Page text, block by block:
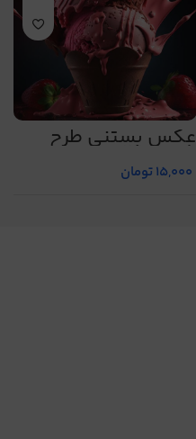
عکس بستنی طرح
شماره 22
15,000تومان